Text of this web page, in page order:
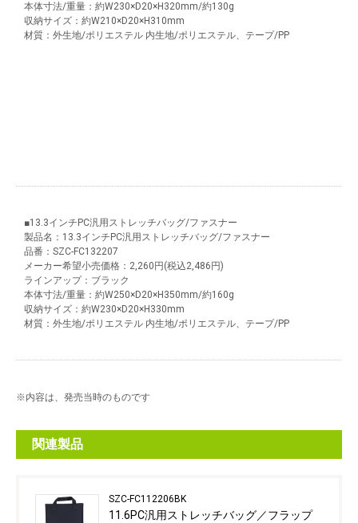
本体寸法/重量：約W230×D20×H320mm/約130g
収納サイズ：約W210×D20×H310mm
材質：外生地/ポリエステル 内生地/ポリエステル、テープ/PP
■13.3インチPC汎用ストレッチバッグ/ファスナー
製品名：13.3インチPC汎用ストレッチバッグ/ファスナー
品番：SZC-FC132207
メーカー希望小売価格：2,260円(税込2,486円)
ラインアップ：ブラック
本体寸法/重量：約W250×D20×H350mm/約160g
収納サイズ：約W230×D20×H330mm
材質：外生地/ポリエステル 内生地/ポリエステル、テープ/PP
※内容は、発売当時のものです
関連製品
SZC-FC112206BK
11.6PC汎用ストレッチバッグ／フラップ